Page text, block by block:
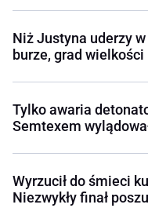
Niż Justyna uderzy
burze, grad
Tylko awaria
Semtexem
Wyrzucił do śmieci
Niezwykły finał